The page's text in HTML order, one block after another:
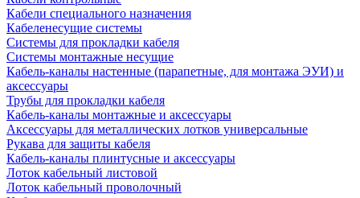
Кабели специального назначения
Кабеленесущие системы
Системы для прокладки кабеля
Системы монтажные несущие
Кабель-каналы настенные (парапетные, для монтажа ЭУИ) и
аксессуары
Трубы для прокладки кабеля
Кабель-каналы монтажные и аксессуары
Аксессуары для металлических лотков универсальные
Рукава для защиты кабеля
Кабель-каналы плинтусные и аксессуары
Лоток кабельный листовой
Лоток кабельный проволочный